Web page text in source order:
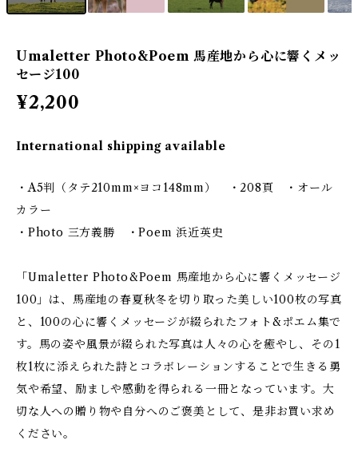
Umaletter Photo&Poem 馬産地から心に響くメッ
セージ100
¥2,200
International shipping available
・A5判（タテ210mm×ヨコ148mm） ・208頁 ・オール
カラー
・Photo 三方義勝 ・Poem 浜近英史
「Umaletter Photo&Poem 馬産地から心に響くメッセージ
100」は、馬産地の春夏秋冬を切り取った美しい100枚の写真
と、100の心に響くメッセージが綴られたフォト&ポエム集で
す。馬の姿や風景が綴られた写真は人々の心を癒やし、その1
枚1枚に添えられた詩とコラボレーションすることで生きる勇
気や希望、励ましや感動を得られる一冊となっています。大
切な人への贈り物や自分へのご褒美として、是非お買い求め
ください。